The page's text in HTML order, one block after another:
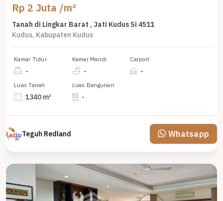
Rp 2 Juta /m²
Tanah di Lingkar Barat , Jati Kudus Si 4511
Kudus, Kabupaten Kudus
Kamar Tidur
-
Kamar Mandi
-
Carport
-
Luas Tanah
1340 m²
Luas Bangunan
-
Teguh Redland Whatsapp